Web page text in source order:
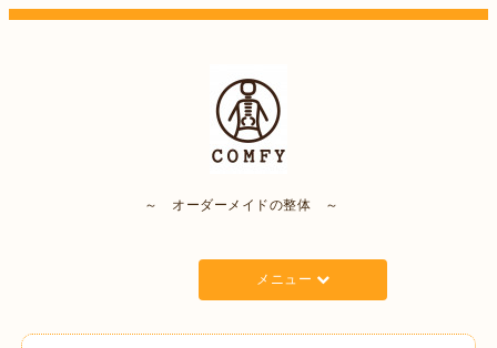
～ オーダーメイドの整体 ～
メニュー